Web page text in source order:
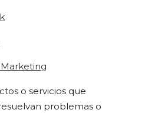
o servicios que
problemas o